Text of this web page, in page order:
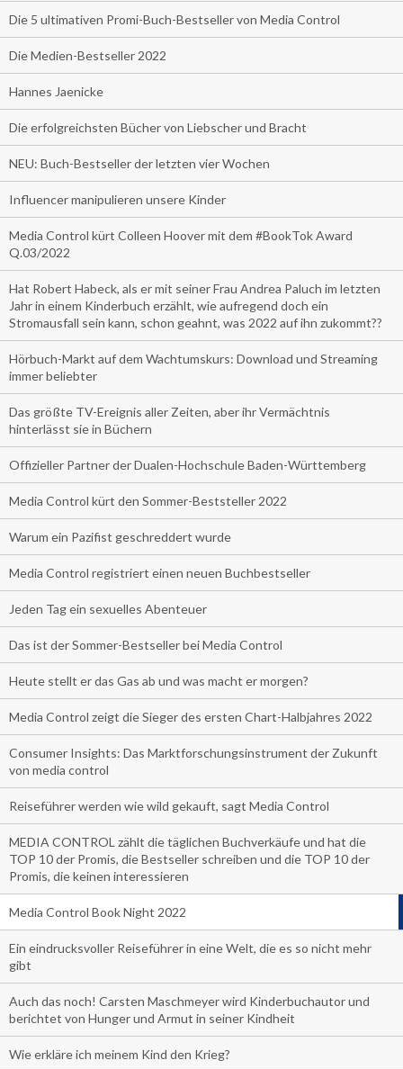
Die 5 ultimativen Promi-Buch-Bestseller von Media Control
Die Medien-Bestseller 2022
Hannes Jaenicke
Die erfolgreichsten Bücher von Liebscher und Bracht
NEU: Buch-Bestseller der letzten vier Wochen
Influencer manipulieren unsere Kinder
Media Control kürt Colleen Hoover mit dem #BookTok Award
Q.03/2022
Hat Robert Habeck, als er mit seiner Frau Andrea Paluch im letzten
Jahr in einem Kinderbuch erzählt, wie aufregend doch ein
Stromausfall sein kann, schon geahnt, was 2022 auf ihn zukommt??
Hörbuch-Markt auf dem Wachtumskurs: Download und Streaming
immer beliebter
Das größte TV-Ereignis aller Zeiten, aber ihr Vermächtnis
hinterlässt sie in Büchern
Offizieller Partner der Dualen-Hochschule Baden-Württemberg
Media Control kürt den Sommer-Beststeller 2022
Warum ein Pazifist geschreddert wurde
Media Control registriert einen neuen Buchbestseller
Jeden Tag ein sexuelles Abenteuer
Das ist der Sommer-Bestseller bei Media Control
Heute stellt er das Gas ab und was macht er morgen?
Media Control zeigt die Sieger des ersten Chart-Halbjahres 2022
Consumer Insights: Das Marktforschungsinstrument der Zukunft
von media control
Reiseführer werden wie wild gekauft, sagt Media Control
MEDIA CONTROL zählt die täglichen Buchverkäufe und hat die
TOP 10 der Promis, die Bestseller schreiben und die TOP 10 der
Promis, die keinen interessieren
Media Control Book Night 2022
Ein eindrucksvoller Reiseführer in eine Welt, die es so nicht mehr
gibt
Auch das noch! Carsten Maschmeyer wird Kinderbuchautor und
berichtet von Hunger und Armut in seiner Kindheit
Wie erkläre ich meinem Kind den Krieg?